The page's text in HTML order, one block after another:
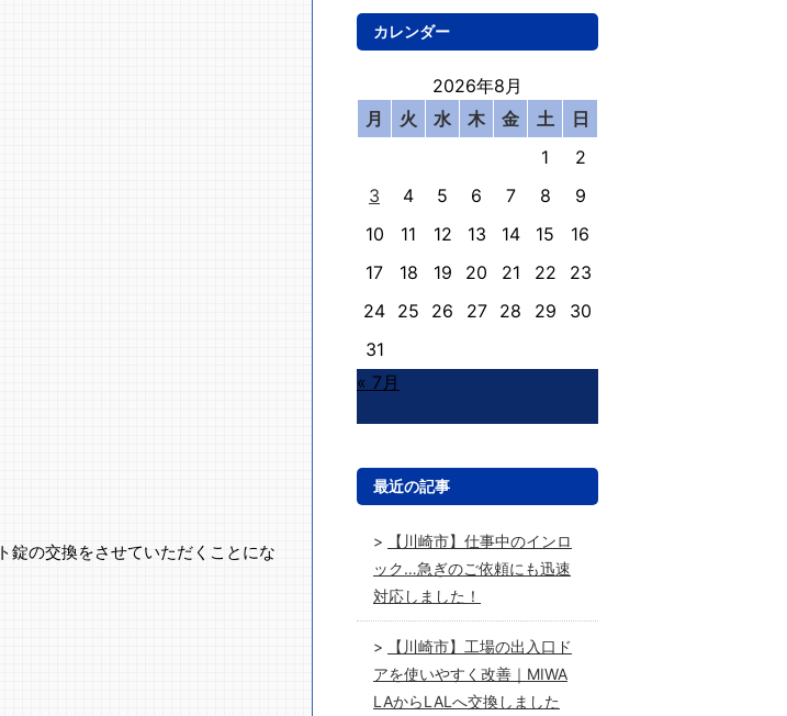
錠の交換をさせていただくことにな
カレンダー
2026年8月
月
火 水 木 金 土
日
1
2
3
4 5 6 7 8
9
10
11 12 13 14 15
16
17
18 19 20 21 22
23
24 25 26 27 28 29
30
31
« 7月
最近の記事
【川崎市】仕事中のインロ
ック…急ぎのご依頼にも迅速
対応しました！
【川崎市】工場の出入口ド
アを使いやすく改善｜MIWA
LAからLALへ交換しました